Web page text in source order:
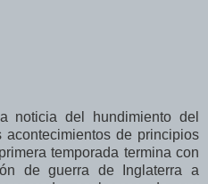
noticia del hundimiento del
de principios
temporada termina con
de guerra de Inglaterra a